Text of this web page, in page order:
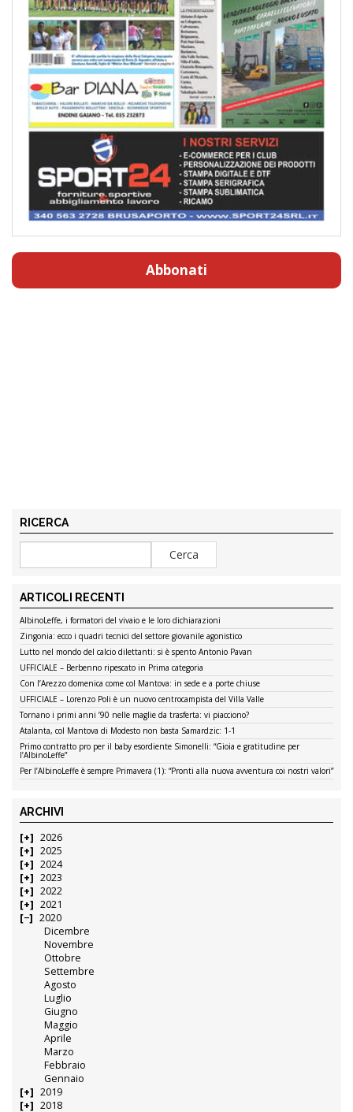
Abbonati
RICERCA
ARTICOLI RECENTI
AlbinoLeffe, i formatori del vivaio e le loro dichiarazioni
Zingonia: ecco i quadri tecnici del settore giovanile agonistico
Lutto nel mondo del calcio dilettanti: si è spento Antonio Pavan
UFFICIALE – Berbenno ripescato in Prima categoria
Con l’Arezzo domenica come col Mantova: in sede e a porte chiuse
UFFICIALE – Lorenzo Poli è un nuovo centrocampista del Villa Valle
Tornano i primi anni ’90 nelle maglie da trasferta: vi piacciono?
Atalanta, col Mantova di Modesto non basta Samardzic: 1-1
Primo contratto pro per il baby esordiente Simonelli: “Gioia e gratitudine per
l’AlbinoLeffe”
Per l’AlbinoLeffe è sempre Primavera (1): “Pronti alla nuova avventura coi nostri valori”
ARCHIVI
2026
2025
2024
2023
2022
2021
2020
Dicembre
Novembre
Ottobre
Settembre
Agosto
Luglio
Giugno
Maggio
Aprile
Marzo
Febbraio
Gennaio
2019
2018